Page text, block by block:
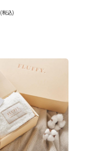
(税込)